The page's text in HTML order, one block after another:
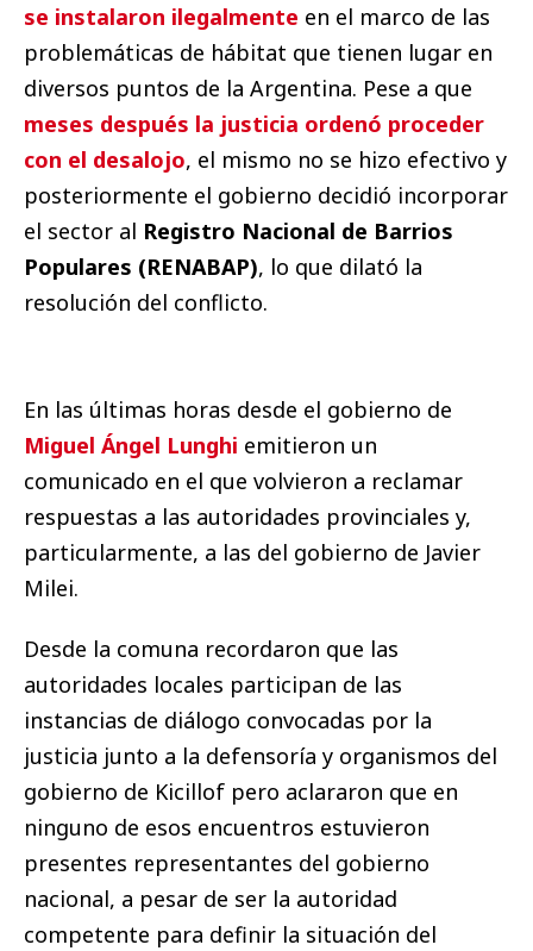
se instalaron ilegalmente en el marco de las
problemáticas de hábitat que tienen lugar en
diversos puntos de la Argentina. Pese a que
meses después la justicia ordenó proceder
con el desalojo, el mismo no se hizo efectivo y
posteriormente el gobierno decidió incorporar
el sector al Registro Nacional de Barrios
Populares (RENABAP), lo que dilató la
resolución del conflicto.
En las últimas horas desde el gobierno de
Miguel Ángel Lunghi emitieron un
comunicado en el que volvieron a reclamar
respuestas a las autoridades provinciales y,
particularmente, a las del gobierno de Javier
Milei.
Desde la comuna recordaron que las
autoridades locales participan de las
instancias de diálogo convocadas por la
justicia junto a la defensoría y organismos del
gobierno de Kicillof pero aclararon que en
ninguno de esos encuentros estuvieron
presentes representantes del gobierno
nacional, a pesar de ser la autoridad
competente para definir la situación del